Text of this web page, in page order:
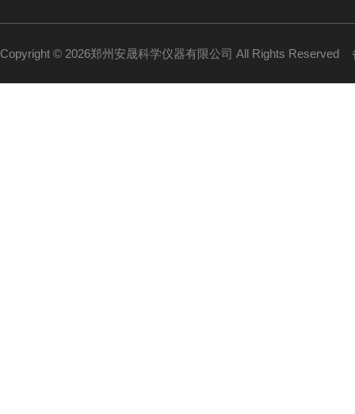
Copyright © 2026郑州安晟科学仪器有限公司 All Rights Reserved